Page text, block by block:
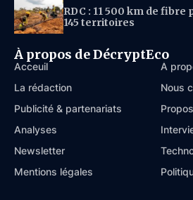
RDC : 11 500 km de
145 territoires
À propos de DécryptEco
Acceuil
À
La rédaction
Nous
Publicité & partenariats
Analyses
Newsletter
Mentions légales